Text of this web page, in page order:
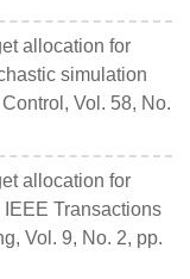
allocation for
simulation
Vol. 58, No.
allocation for
Transactions
Vol. 9, No. 2, pp.